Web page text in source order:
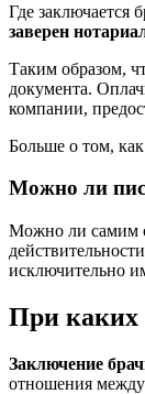
Где заключается
заверен
Таким образом,
документа.
компании,
Больше о том,
Можно ли
Можно ли самим
исключительно
При каких
Заключение
отношения между